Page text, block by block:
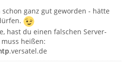
ganz gut geworden - hätte
hast du einen falschen Server-
heißen:
.versatel.de